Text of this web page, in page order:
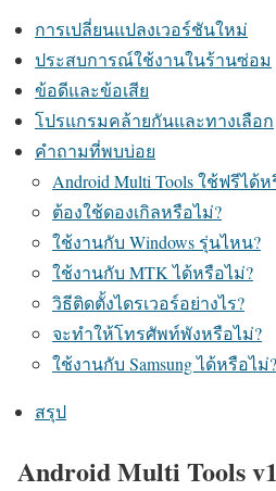
การเปลี่ยนแปลงเวอร์ชันใหม่
ประสบการณ์ใช้งานในร้านซ่อม
ข้อดีและข้อเสีย
โปรแกรมคล้ายกันและทางเลือก
คำถามที่พบบ่อย
Android Multi Tools ใช้ฟรีได้
ต้องใช้ดองเกิลหรือไม่?
ใช้งานกับ Windows รุ่นไหน?
ใช้งานกับ MTK ได้หรือไม่?
วิธีติดตั้งไดรเวอร์อย่างไร?
จะทำให้โทรศัพท์พังหรือไม่?
ใช้งานกับ Samsung ได้หรือไม่?
สรุป
Android Multi Tools